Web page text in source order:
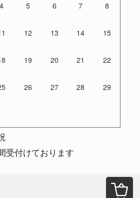
4 5 6 7 8
12 13 14 15
19 20 21 22
26 27 28 29
受付けております